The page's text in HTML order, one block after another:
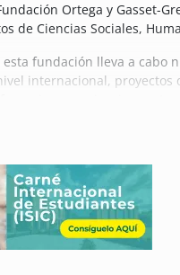
Ortega y Gasset-
de Ciencias Sociales,
esta fundación lleva a cabo
internacional, proyectos
aquí te